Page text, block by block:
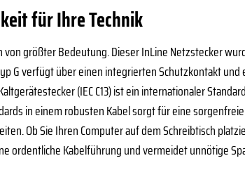
für Ihre Technik
größter Bedeutung. Dieser InLine Netzstecker
G verfügt über einen integrierten Schutzkontakt und
(IEC C13) ist ein internationaler
in einem robusten Kabel sorgt für eine
Ob Sie Ihren Computer auf dem Schreibtisch
ordentliche Kabelführung und vermeidet unnötige